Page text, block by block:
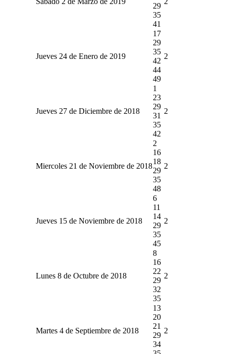
29
35
41
Jueves 24 de Enero de 2019
17
29
35
42
44
49
2
Jueves 27 de Diciembre de 2018
1
23
29
31
35
42
2
Miercoles 21 de Noviembre de 2018
2
16
18
29
35
48
2
Jueves 15 de Noviembre de 2018
6
11
14
29
35
45
2
Lunes 8 de Octubre de 2018
8
16
22
29
32
35
2
Martes 4 de Septiembre de 2018
13
20
21
29
34
2